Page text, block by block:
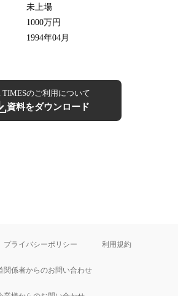
未上場
1000万円
1994年04月
TIMESのご利用について
資料をダウンロード
プライバシーポリシー 利用規約
関係者からのお問い合わせ